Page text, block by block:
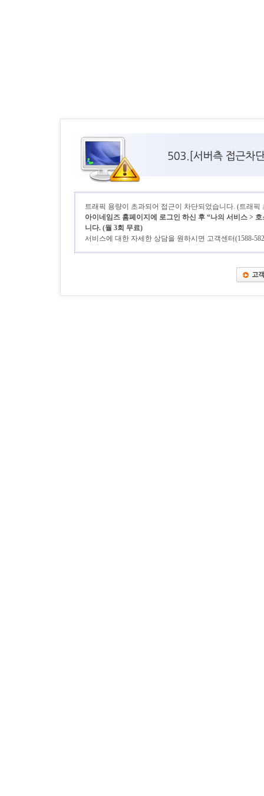
트래픽 용량이 초과되어 접근이 차단되었습니다. (트래픽
아이네임즈 홈페이지에 로그인 하신 후 “나의 서비스 >
니다. (월 3회 무료)
서비스에 대한 자세한 상담을 원하시면 고객센터(1588-